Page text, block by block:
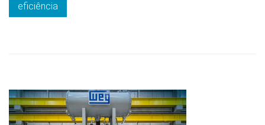
eficiência